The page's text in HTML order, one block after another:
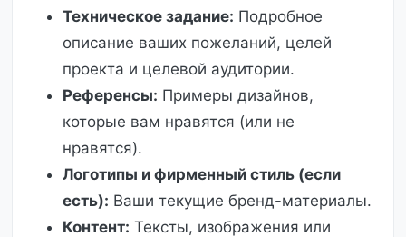
Техническое задание: Подробное
описание ваших пожеланий, целей
проекта и целевой аудитории.
Референсы: Примеры дизайнов,
которые вам нравятся (или не
нравятся).
Логотипы и фирменный стиль (если
есть): Ваши текущие бренд-материалы.
Контент: Тексты, изображения или